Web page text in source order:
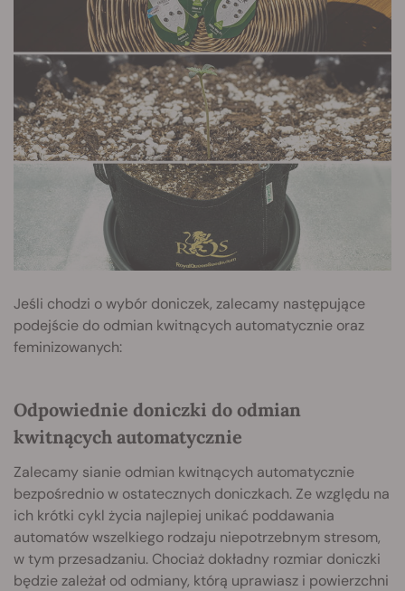
Jeśli chodzi o wybór doniczek, zalecamy następujące
podejście do odmian kwitnących automatycznie oraz
feminizowanych:
Odpowiednie doniczki do odmian
kwitnących automatycznie
Zalecamy sianie odmian kwitnących automatycznie
bezpośrednio w ostatecznych doniczkach. Ze względu na
ich krótki cykl życia najlepiej unikać poddawania
automatów wszelkiego rodzaju niepotrzebnym stresom,
w tym przesadzaniu. Chociaż dokładny rozmiar doniczki
będzie zależał od odmiany, którą uprawiasz i powierzchni